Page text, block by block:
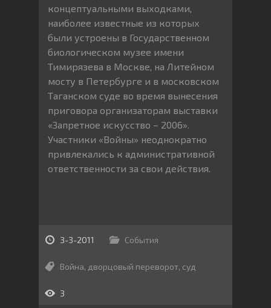
концептуальными выходками,
наиболее известные из которых
были устроены в Государственном
биологическом музее имени
Тимирязева в Москве, на Литейном
мосту в Петербурге и в московском
Таганском суде во время вынесения
приговора организаторам выставки
«Запретное искусство – 2006».
Участники «Войны» неоднократно
привлекались к административной
ответственности за свои действия.
3-3-2011 События
Война, дворцовый переворот, суд
3